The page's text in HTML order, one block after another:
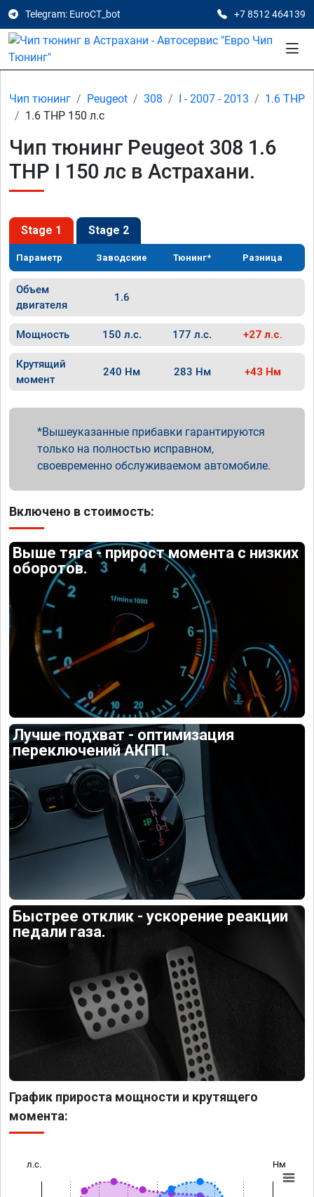
Telegram: EuroCT_bot +7 8512 464139
Чип тюнинг Peugeot 308 I - 2007 - 2013
1.6 THP
1.6 THP 150 л.с
Чип тюнинг Peugeot 308 1.6
THP I 150 лс в Астрахани.
Stage 1 Stage 2
Параметр Заводские Тюнинг* Разница
Объем
двигателя
1.6
Мощность 150 л.с. 177 л.с. +27 л.с.
Крутящий
момент
240 Нм 283 Нм +43 Нм
Вышеуказанные прибавки гарантируются
только на полностью исправном,
своевременно обслуживаемом автомобиле.
Включено в стоимость:
Выше тяга - прирост момента с низких
оборотов.
Лучше подхват - оптимизация
переключений АКПП.
Быстрее отклик - ускорение реакции
педали газа.
График прироста мощности и крутящего
момента:
л.с. Нм